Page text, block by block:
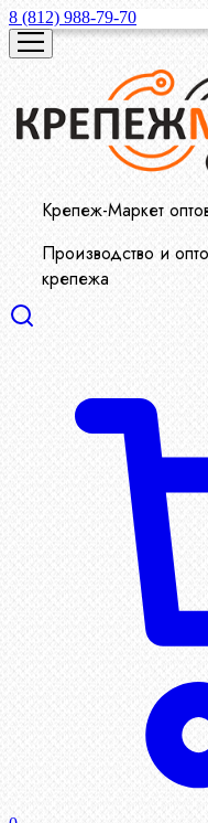
8 (812) 988-79-70
Крепеж-Маркет
Производство и
крепежа